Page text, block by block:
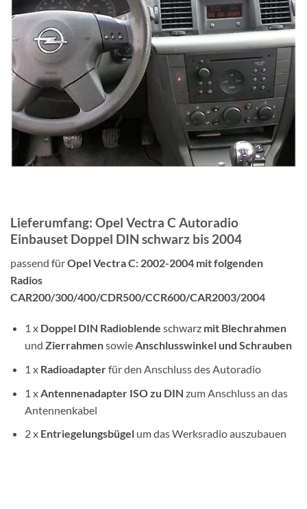
Lieferumfang: Opel Vectra C Autoradio
Einbauset Doppel DIN schwarz bis 2004
passend fürOpel Vectra C: 2002-2004 mit folgenden
Radios
CAR200/300/400/CDR500/CCR600/CAR2003/2004
1 x Doppel DIN Radioblende schwarz mit Blechrahmen
und ZierrahmensowieAnschlusswinkel und Schrauben
1 x Radioadapterfür den Anschluss des Autoradio
1 x Antennenadapter ISO zu DIN zum Anschluss an das
Antennenkabel
2 x Entriegelungsbügelum das Werksradio auszubauen